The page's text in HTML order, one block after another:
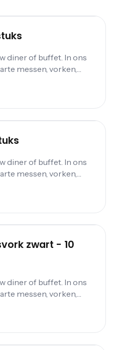
diner of buffet. In ons
messen, vorken,
diner of buffet. In ons
messen, vorken,
zwart - 10
diner of buffet. In ons
messen, vorken,